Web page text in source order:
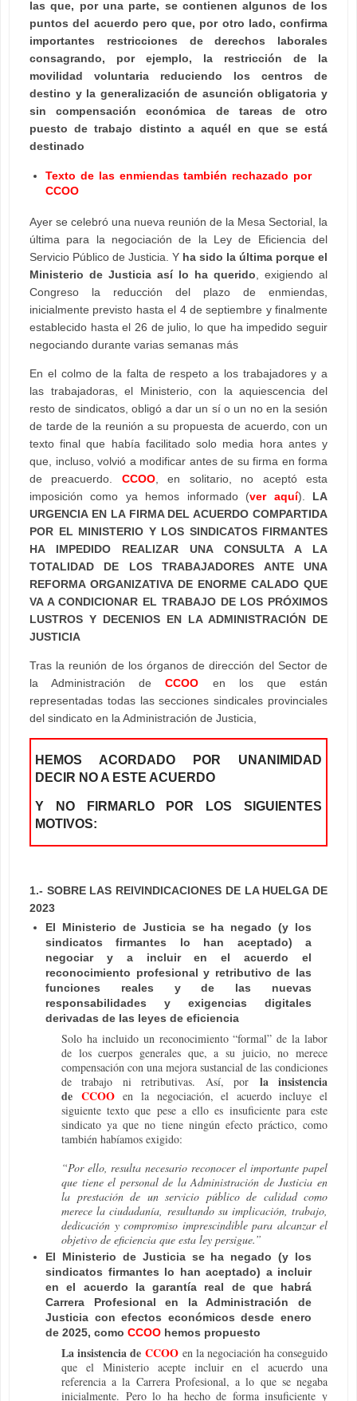
las que, por una parte, se contienen algunos de los
puntos del acuerdo pero que, por otro lado, confirma
importantes restricciones de derechos laborales
consagrando, por ejemplo, la restricción de la
movilidad voluntaria reduciendo los centros de
destino y la generalización de asunción obligatoria y
sin compensación económica de tareas de otro
puesto de trabajo distinto a aquél en que se está
destinado
Texto de las enmiendas también rechazado por
CCOO
Ayer se celebró una nueva reunión de la Mesa Sectorial, la
última para la negociación de la Ley de Eficiencia del
Servicio Público de Justicia. Y ha sido la última porque el
Ministerio de Justicia así lo ha querido , exigiendo al
Congreso la reducción del plazo de enmiendas,
inicialmente previsto hasta el 4 de septiembre y finalmente
establecido hasta el 26 de julio, lo que ha impedido seguir
negociando durante varias semanas más
En el colmo de la falta de respeto a los trabajadores y a
las trabajadoras, el Ministerio, con la aquiescencia del
resto de sindicatos, obligó a dar un sí o un no en la sesión
de tarde de la reunión a su propuesta de acuerdo, con un
texto final que había facilitado solo media hora antes y
que, incluso, volvió a modificar antes de su firma en forma
de preacuerdo. CCOO, en solitario, no aceptó esta
imposición como ya hemos informado (ver aquí). LA
URGENCIA EN LA FIRMA DEL ACUERDO COMPARTIDA
POR EL MINISTERIO Y LOS SINDICATOS FIRMANTES
HA IMPEDIDO REALIZAR UNA CONSULTA A LA
TOTALIDAD DE LOS TRABAJADORES ANTE UNA
REFORMA ORGANIZATIVA DE ENORME CALADO QUE
VA A CONDICIONAR EL TRABAJO DE LOS PRÓXIMOS
LUSTROS Y DECENIOS EN LA ADMINISTRACIÓN DE
JUSTICIA
Tras la reunión de los órganos de dirección del Sector de
la Administración deCCOO en los que están
representadas todas las secciones sindicales provinciales
del sindicato en la Administración de Justicia,
HEMOS ACORDADO POR UNANIMIDAD
DECIR NO A ESTE ACUERDO
Y NO FIRMARLO POR LOS SIGUIENTES
MOTIVOS:
1.- SOBRE LAS REIVINDICACIONES DE LA HUELGA DE
2023
El Ministerio de Justicia se ha negado (y los
sindicatos firmantes lo han aceptado) a
negociar y a incluir en el acuerdo el
reconocimiento profesional y retributivo de las
funciones reales y de las nuevas
responsabilidades y exigencias digitales
derivadas de las leyes de eficiencia
Solo ha incluido un reconocimiento “formal” de la labor
de los cuerpos generales que, a su juicio, no merece
compensación con una mejora sustancial de las condiciones
de trabajo ni retributivas. Así, por la insistencia
de CCOOen la negociación, el acuerdo incluye el
siguiente texto que pese a ello es insuficiente para este
sindicato ya que no tiene ningún efecto práctico, como
también habíamos exigido:
“Por ello, resulta necesario reconocer el importante papel
que tiene el personal de la Administración de Justicia en
la prestación de un servicio público de calidad como
merece la ciudadanía, resultando su implicación, trabajo,
dedicación y compromiso imprescindible para alcanzar el
objetivo de eficiencia que esta ley persigue.”
El Ministerio de Justicia se ha negado (y los
sindicatos firmantes lo han aceptado) a incluir
en el acuerdo la garantía real de que habrá
Carrera Profesional en la Administración de
Justicia con efectos económicos desde enero
de 2025, como CCOO hemos propuesto
La insistencia de CCOO en la negociación ha conseguido
que el Ministerio acepte incluir en el acuerdo una
referencia a la Carrera Profesional, a lo que se negaba
inicialmente. Pero lo ha hecho de forma insuficiente y